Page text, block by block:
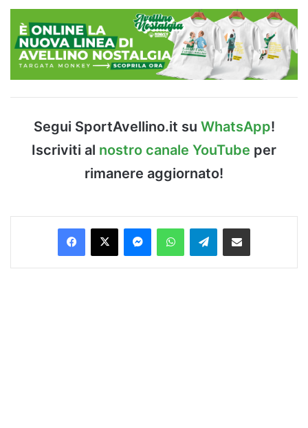
Segui SportAvellino.it su WhatsApp!
Iscriviti al nostro canale YouTube per
rimanere aggiornato!
Facebook
X MessengerWhatsAppTelegramCondividi via Email